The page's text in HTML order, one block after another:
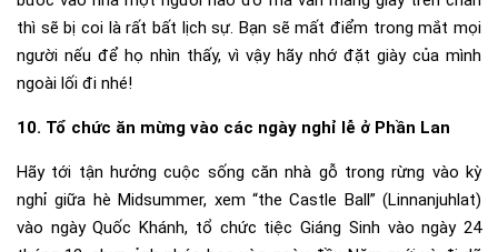
thì sẽ bị coi là rất bất lịch sự. Bạn sẽ mất điểm trong mắt mọi
người nếu để họ nhìn thấy, vì vậy hãy nhớ đặt giày của mình
ngoài lối đi nhé!
10. Tổ chức ăn mừng vào các ngày nghỉ lễ ở Phần Lan
Hãy tới tận hưởng cuộc sống căn nhà gỗ trong rừng vào kỳ
nghỉ giữa hè Midsummer, xem “the Castle Ball” (Linnanjuhlat)
vào ngày Quốc Khánh, tổ chức tiệc Giáng Sinh vào ngày 24